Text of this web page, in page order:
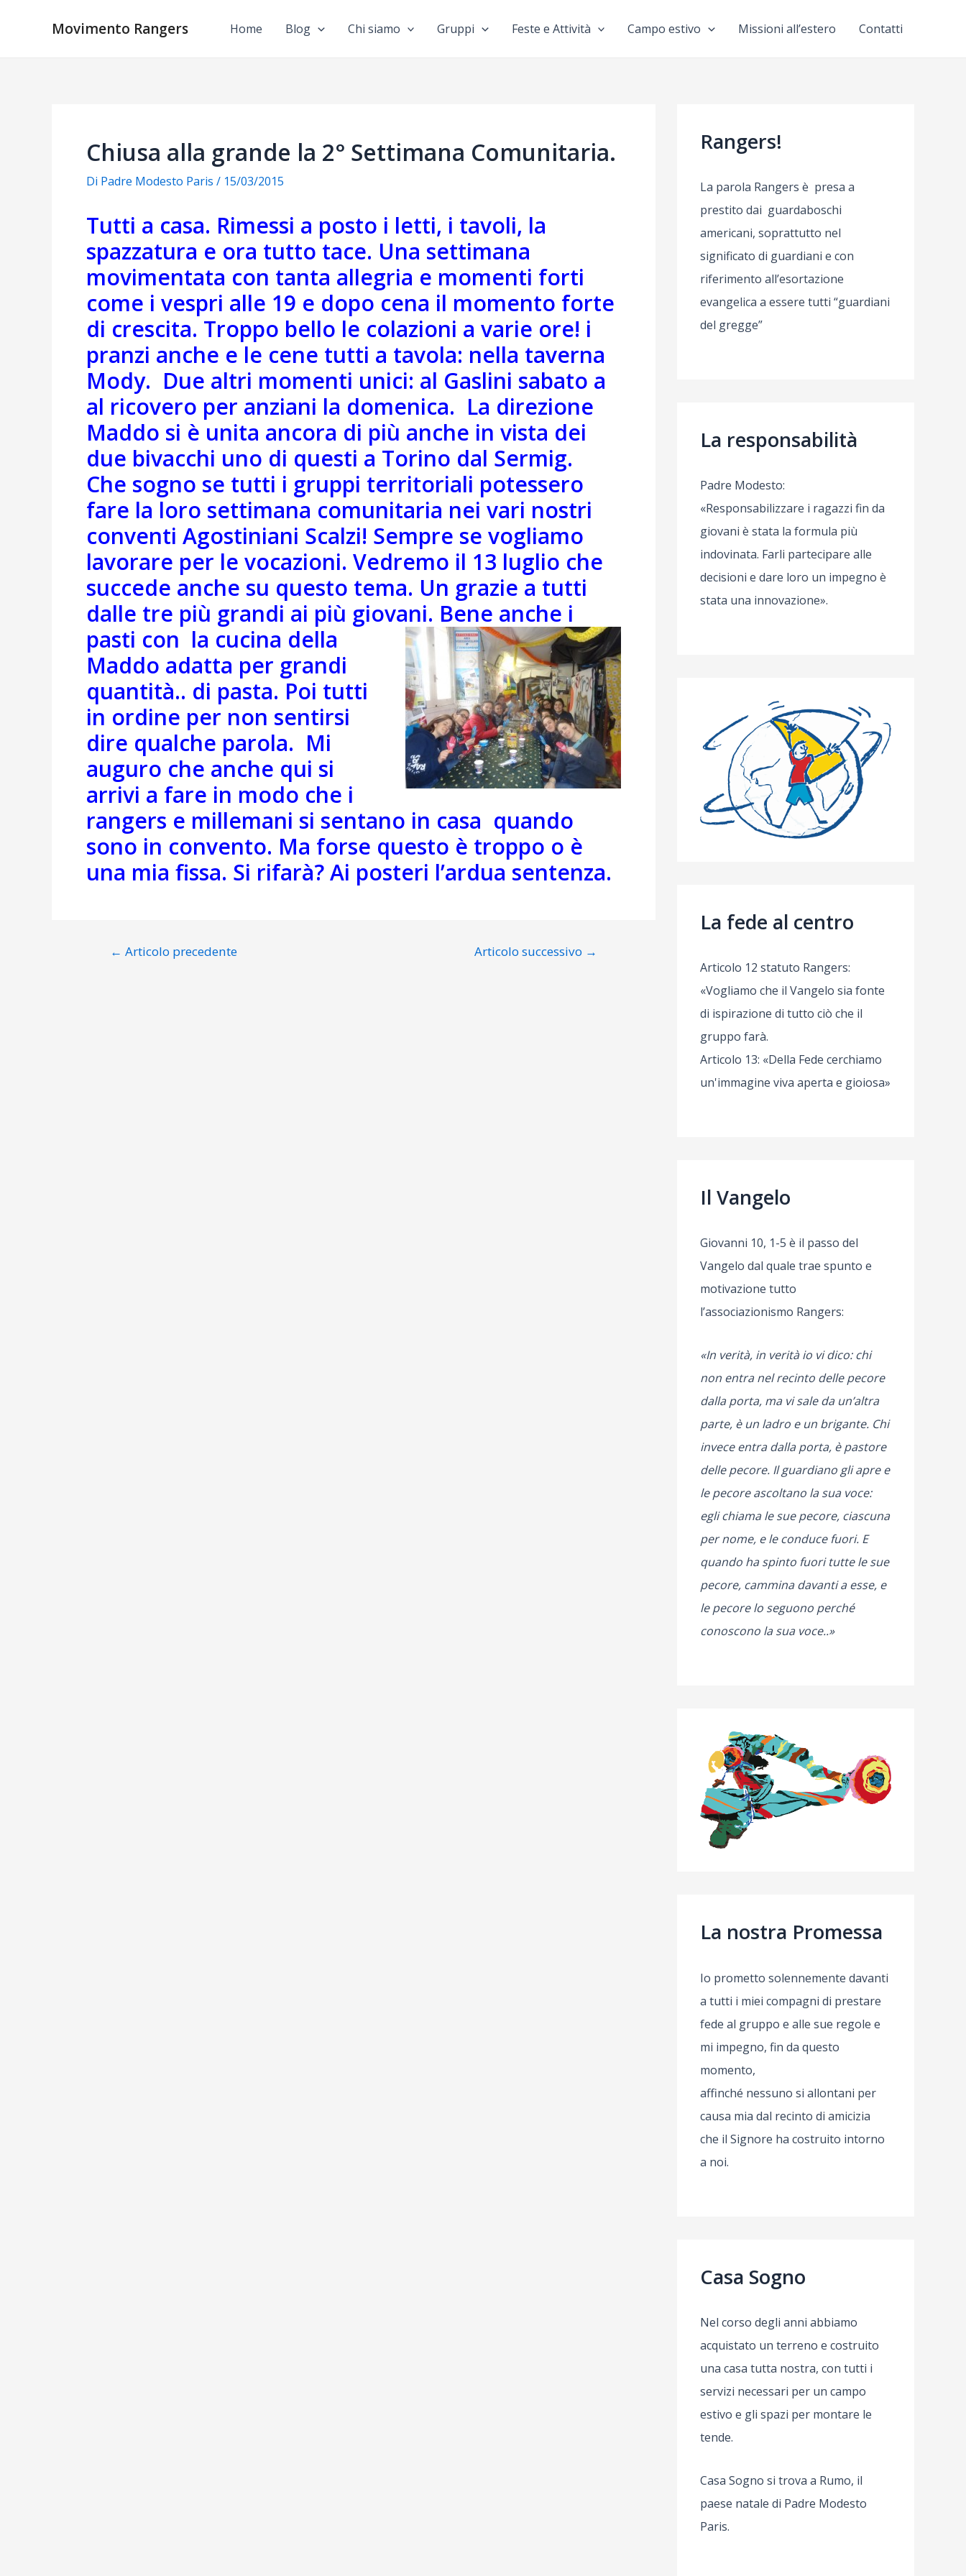
Movimento Rangers Home Blog Chi siamo Gruppi Feste e Attività Campo estivo Missioni all’estero Contatti
Chiusa alla grande la 2° Settimana Comunitaria.
Di Padre Modesto Paris / 15/03/2015
Tutti a casa. Rimessi a posto i letti, i tavoli, la
spazzatura e ora tutto tace. Una settimana
movimentata con tanta allegria e momenti forti
come i vespri alle 19 e dopo cena il momento forte
di crescita. Troppo bello le colazioni a varie ore! i
pranzi anche e le cene tutti a tavola: nella taverna
Mody. Due altri momenti unici: al Gaslini sabato a
al ricovero per anziani la domenica. La direzione
Maddo si è unita ancora di più anche in vista dei
due bivacchi uno di questi a Torino dal Sermig.
Che sogno se tutti i gruppi territoriali potessero
fare la loro settimana comunitaria nei vari nostri
conventi Agostiniani Scalzi! Sempre se vogliamo
lavorare per le vocazioni. Vedremo il 13 luglio che
succede anche su questo tema. Un grazie a tutti
dalle tre più grandi ai più giovani. Bene anche i
pasti con la cucina della
Maddo adatta per grandi
quantità.. di pasta. Poi tutti
in ordine per non sentirsi
dire qualche parola. Mi
auguro che anche qui si
arrivi a fare in modo che i
rangers e millemani si sentano in casa quando
sono in convento. Ma forse questo è troppo o è
una mia fissa. Si rifarà? Ai posteri l’ardua sentenza.
Navigazione
← Articolo precedente Articolo successivo →
Rangers!
La parola Rangers è presa a
prestito dai guardaboschi
americani, soprattutto nel
significato di guardiani e con
riferimento all’esortazione
evangelica a essere tutti “guardiani
del gregge”
La responsabilità
Padre Modesto:
«Responsabilizzare i ragazzi fin da
giovani è stata la formula più
indovinata. Farli partecipare alle
decisioni e dare loro un impegno è
stata una innovazione».
La fede al centro
Articolo 12 statuto Rangers:
«Vogliamo che il Vangelo sia fonte
di ispirazione di tutto ciò che il
gruppo farà.
Articolo 13: «Della Fede cerchiamo
un'immagine viva aperta e gioiosa»
Il Vangelo
Giovanni 10, 1-5 è il passo del
Vangelo dal quale trae spunto e
motivazione tutto
l’associazionismo Rangers:
«In verità, in verità io vi dico: chi
non entra nel recinto delle pecore
dalla porta, ma vi sale da un’altra
parte, è un ladro e un brigante. Chi
invece entra dalla porta, è pastore
delle pecore. Il guardiano gli apre e
le pecore ascoltano la sua voce:
egli chiama le sue pecore, ciascuna
per nome, e le conduce fuori. E
quando ha spinto fuori tutte le sue
pecore, cammina davanti a esse, e
le pecore lo seguono perché
conoscono la sua voce..»
La nostra Promessa
Io prometto solennemente davanti
a tutti i miei compagni di prestare
fede al gruppo e alle sue regole e
mi impegno, fin da questo
momento,
affinché nessuno si allontani per
causa mia dal recinto di amicizia
che il Signore ha costruito intorno
a noi.
Casa Sogno
Nel corso degli anni abbiamo
acquistato un terreno e costruito
una casa tutta nostra, con tutti i
servizi necessari per un campo
estivo e gli spazi per montare le
tende.
Casa Sogno si trova a Rumo, il
paese natale di Padre Modesto
Paris.